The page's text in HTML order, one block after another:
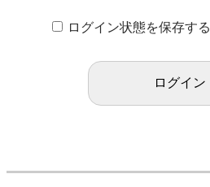
ログイン状態を保存する